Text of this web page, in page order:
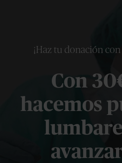
¡Haz tu donación
Con
hacemos